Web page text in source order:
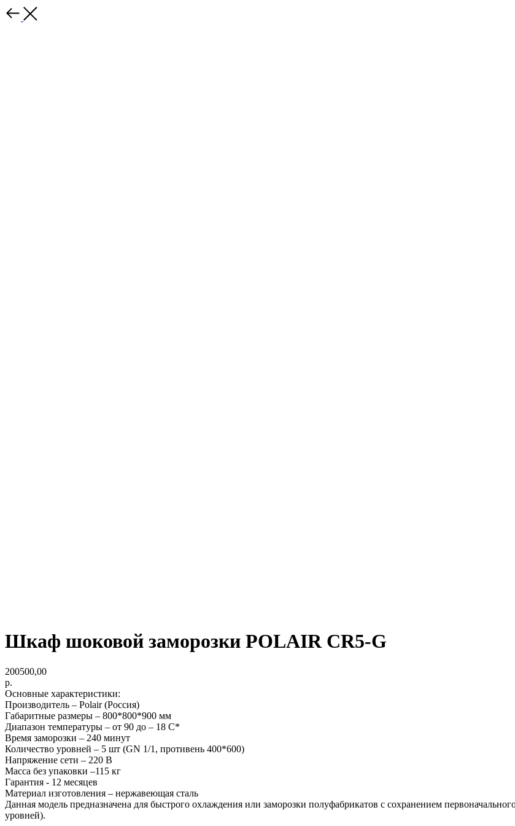
Шкаф шоковой заморозки POLAIR CR5-G
200500,00
р.
Основные характеристики:
Производитель – Polair (Россия)
Габаритные размеры – 800*800*900 мм
Диапазон температуры – от 90 до – 18 С*
Время заморозки – 240 минут
Количество уровней – 5 шт (GN 1/1, противень 400*600)
Напряжение сети – 220 В
Масса без упаковки –115 кг
Гарантия - 12 месяцев
Материал изготовления – нержавеющая сталь
Данная модель предназначена для быстрого охлаждения или заморозки полуфабрикатов с сохранением
уровней).